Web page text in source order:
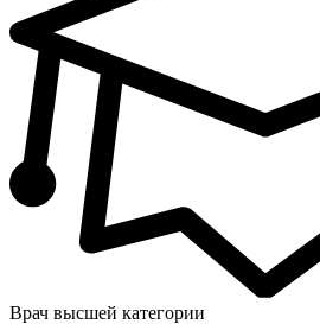
Врач высшей категории